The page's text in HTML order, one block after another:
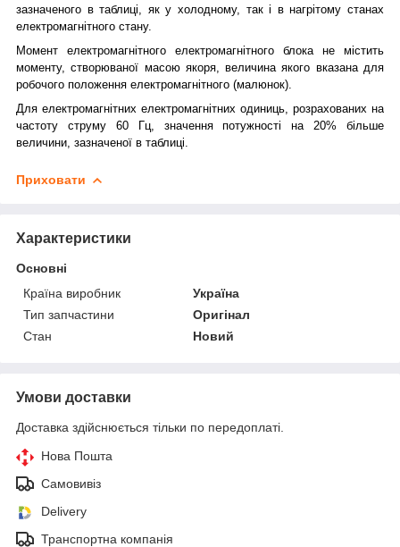
зазначеного в таблиці, як у холодному, так і в нагрітому станах
електромагнітного стану.
Момент електромагнітного електромагнітного блока не містить
моменту, створюваної масою якоря, величина якого вказана для
робочого положення електромагнітного (малюнок).
Для електромагнітних електромагнітних одиниць, розрахованих на
частоту струму 60 Гц, значення потужності на 20% більше
величини, зазначеної в таблиці.
Приховати
Характеристики
Основні
Країна виробник
Україна
Тип запчастини
Оригінал
Стан
Новий
Умови доставки
Доставка здійснюється тільки по передоплаті.
Нова Пошта
Самовивіз
Delivery
Транспортна компанія